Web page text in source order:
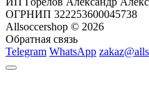
ОГРНИП 322253600045738
Allsoccershop © 2026
Обратная связь
Telegram WhatsApp